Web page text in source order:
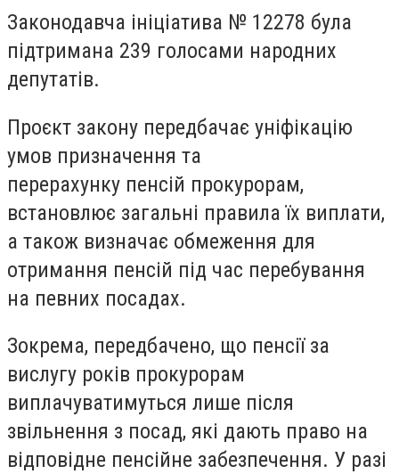
Законодавча ініціатива № 12278 була
підтримана 239 голосами народних
депутатів.
Проєкт закону передбачає уніфікацію
умов призначення та
перерахунку пенсій прокурорам,
встановлює загальні правила їх виплати,
а також визначає обмеження для
отримання пенсій під час перебування
на певних посадах.
Зокрема, передбачено, що пенсії за
вислугу років прокурорам
виплачуватимуться лише після
звільнення з посад, які дають право на
відповідне пенсійне забезпечення. У разі